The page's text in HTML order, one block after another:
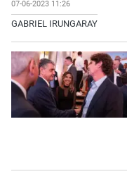
07-06-2023 11:26
GABRIEL IRUNGARAY